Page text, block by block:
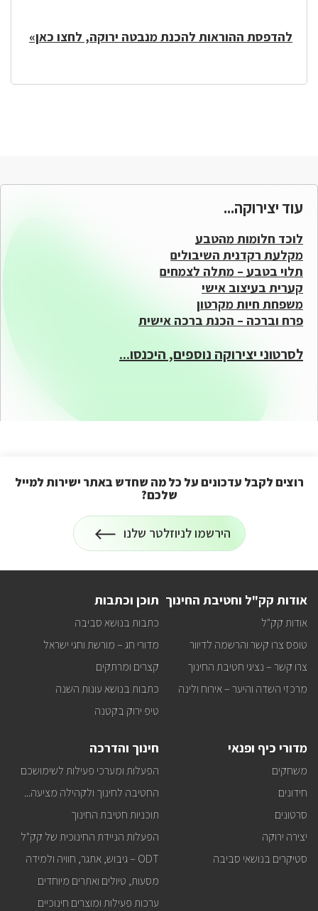
להדפסת ההוראות להכנת מנבטה ירוקה, לחצו כאן»
עוד יצירוקה...
לוכד חלומות מהטבע
מקלעת רקדנית השיבולים
תלוי בטבע – מתלה לצמחים
קערית בעיצוב אישי
משפחת חיות מקרטון
פרח וברכה – הכנת ברכה אישית
לסרטוני יצירוקה נוספים, היכנסו...
הרשמה
לניוזלטר
רוצים לקבל עדכונים על כל מה שחדש באתר ישירות למייל
שלכם?
הירשמו לניוזלטר שלנו
על
רוצים
כל
באתר
ישירות
למייל
אודות קק"ל וחטיבת החינוך
אודות קק"ל
טופס צרו קשר והרשמה לדיוור
צרו קשר – נציגי חטיבת החינוך
מרכזי השדה והיער – אירוח ולינה
תוכן וכתבות
כתבות בנושא סביבה
מדורי חג – מורשת וחגי ישראל
קצרים ומרתקים
כתבות בנושא עונות השנה
טיפ ירוק בקטנה
מדורי כיף ופנאי
משחקים
חידונים
סרטונים
יצירה ירוקה
סטיקרים בנושאי סביבה
חינוך והדרכה
הפעלות ומערכי פעילות לשימושכם
החטיבה לחינוך ולקהילה מציעה...
תוכניות חטיבת החינוך
הפעלות הניידת החינוכית של קק"ל
ODT – גיבוש, אתגר, חוויה ולמידה
מסעות, טיולים ואתרים מיוחדים
ערכות פעילות ומוצרים חינוכיים